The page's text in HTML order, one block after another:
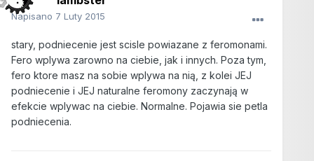
Napisano 7 Luty 2015
stary, podniecenie jest scisle powiazane z feromonami.
Fero wplywa zarowno na ciebie, jak i innych. Poza tym,
fero ktore masz na sobie wplywa na nią, z kolei JEJ
podniecenie i JEJ naturalne feromony zaczynają w
efekcie wplywac na ciebie. Normalne. Pojawia sie petla
podniecenia.